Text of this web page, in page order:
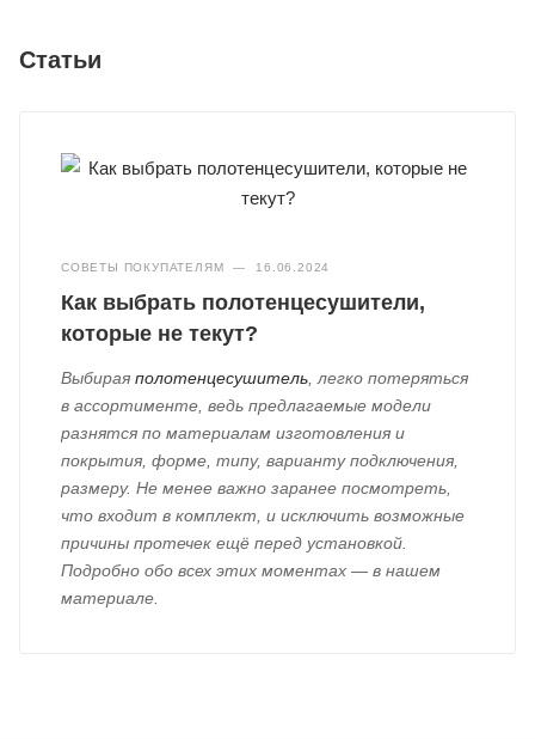
Статьи
СОВЕТЫ ПОКУПАТЕЛЯМ — 16.06.2024
Как выбрать полотенцесушители,
которые не текут?
Выбираяполотенцесушитель , легко потеряться
в ассортименте, ведь предлагаемые модели
разнятся по материалам изготовления и
покрытия, форме, типу, варианту подключения,
размеру. Не менее важно заранее посмотреть,
что входит в комплект, и исключить возможные
причины протечек ещё перед установкой.
Подробно обо всех этих моментах — в нашем
материале.